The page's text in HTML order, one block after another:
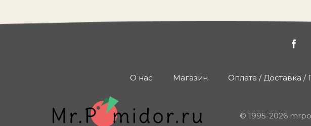
О нас Магазин Оплата / Доставка /
© 1995-2026